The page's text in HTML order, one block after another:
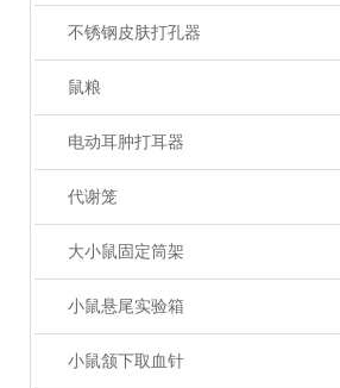
不锈钢皮肤打孔器
鼠粮
电动耳肿打耳器
代谢笼
大小鼠固定筒架
小鼠悬尾实验箱
小鼠颔下取血针